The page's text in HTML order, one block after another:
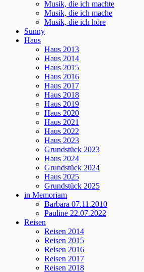
Musik, die ich machte
Musik, die ich mache
Musik, die ich höre
Sunny
Haus
Haus 2013
Haus 2014
Haus 2015
Haus 2016
Haus 2017
Haus 2018
Haus 2019
Haus 2020
Haus 2021
Haus 2022
Haus 2023
Grundstück 2023
Haus 2024
Grundstück 2024
Haus 2025
Grundstück 2025
in Memoriam
Barbara 07.11.2010
Pauline 22.07.2022
Reisen
Reisen 2014
Reisen 2015
Reisen 2016
Reisen 2017
Reisen 2018